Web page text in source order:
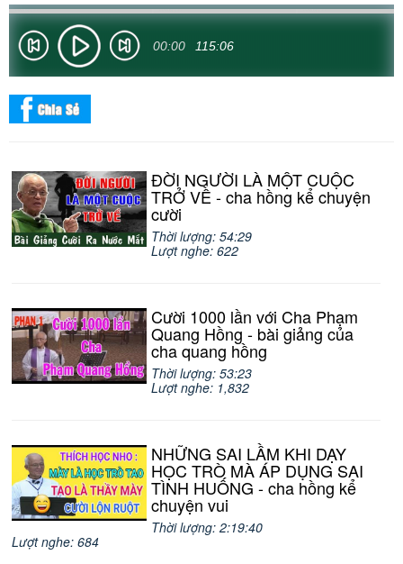
00:00 115:06
ĐỜI NGƯỜI LÀ MỘT CUỘC
TRỞ VỀ - cha hồng kể chuyện
cười
Thời lượng: 54:29
Lượt nghe: 622
Cười 1000 lần với Cha Phạm
Quang Hồng - bài giảng của
cha quang hồng
Thời lượng: 53:23
Lượt nghe: 1,832
NHỮNG SAI LẦM KHI DẠY
HỌC TRÒ MÀ ÁP DỤNG SAI
TÌNH HUỐNG - cha hồng kể
chuyện vui
Thời lượng: 2:19:40
Lượt nghe: 684